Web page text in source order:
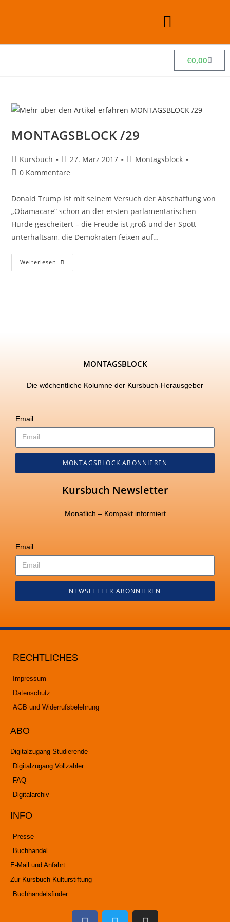
€0,00
MONTAGSBLOCK /29
Kursbuch 27. März 2017
Montagsblock
0 Kommentare
Donald Trump ist mit seinem Versuch der Abschaffung von
„Obamacare“ schon an der ersten parlamentarischen
Hürde gescheitert – die Freude ist groß und der Spott
unterhaltsam, die Demokraten feixen auf…
Weiterlesen
MONTAGSBLOCK
Die wöchentliche Kolumne der Kursbuch-Herausgeber
Email
MONTAGSBLOCK ABONNIEREN
Kursbuch Newsletter
Monatlich – Kompakt informiert
Email
NEWSLETTER ABONNIEREN
RECHTLICHES
Impressum
Datenschutz
AGB und Widerrufsbelehrung
ABO
Digitalzugang Studierende
Digitalzugang Vollzahler
FAQ
Digitalarchiv
INFO
Presse
Buchhandel
E-Mail und Anfahrt
Zur Kursbuch Kulturstiftung
Buchhandelsfinder